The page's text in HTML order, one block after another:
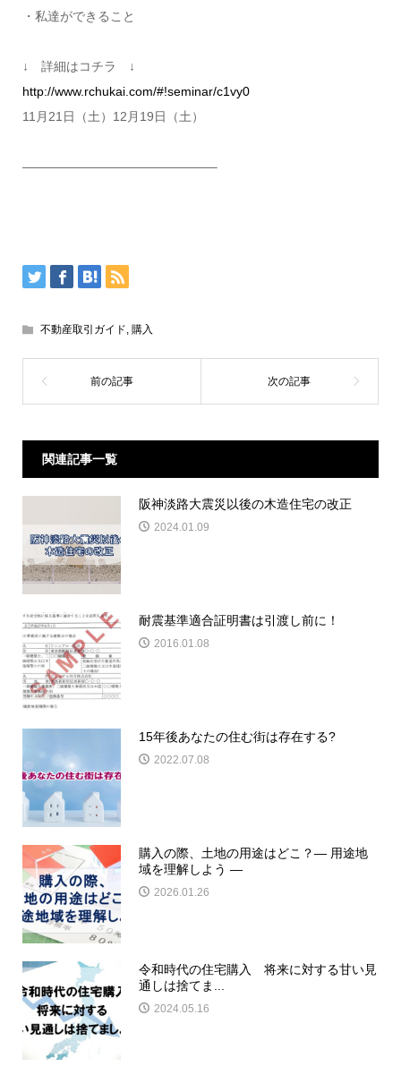
・私達ができること
↓ 詳細はコチラ ↓
http://www.rchukai.com/#!seminar/c1vy0
11月21日（土）12月19日（土）
———————————————–
不動産取引ガイド, 購入
関連記事一覧
阪神淡路大震災以後の木造住宅の改正
2024.01.09
耐震基準適合証明書は引渡し前に！
2016.01.08
15年後あなたの住む街は存在する?
2022.07.08
購入の際、土地の用途はどこ？― 用途地
域を理解しよう ―
2026.01.26
令和時代の住宅購入 将来に対する甘い見
通しは捨てま...
2024.05.16